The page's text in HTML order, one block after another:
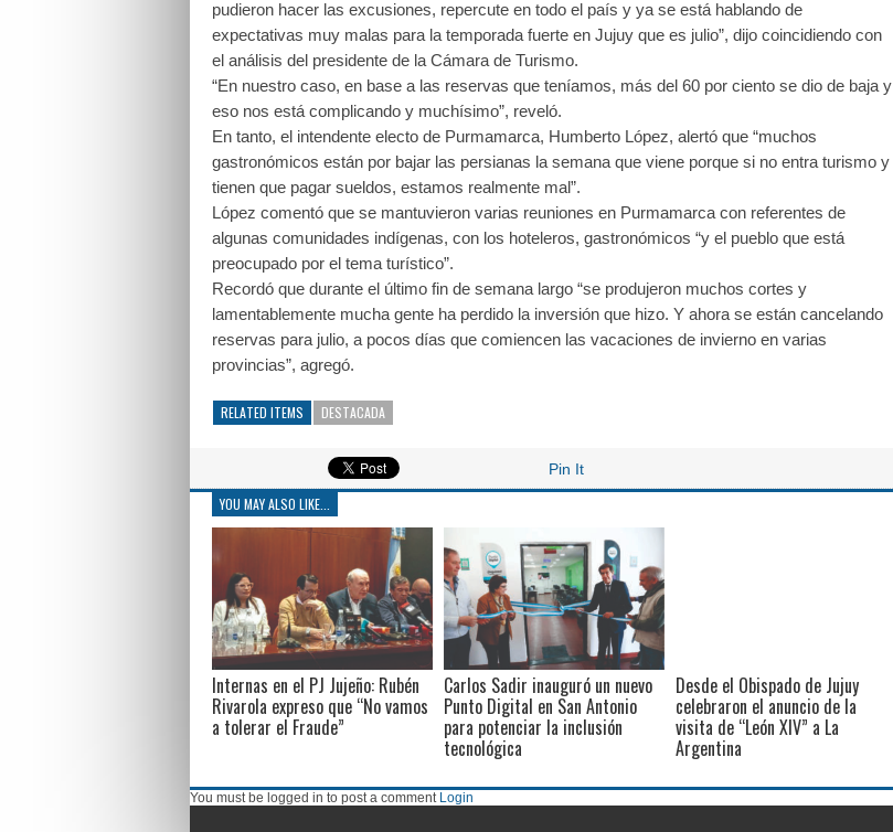
pudieron hacer las excusiones, repercute en todo el país y ya se está hablando de
expectativas muy malas para la temporada fuerte en Jujuy que es julio”, dijo coincidiendo con
el análisis del presidente de la Cámara de Turismo.
“En nuestro caso, en base a las reservas que teníamos, más del 60 por ciento se dio de baja y
eso nos está complicando y muchísimo”, reveló.
En tanto, el intendente electo de Purmamarca, Humberto López, alertó que “muchos
gastronómicos están por bajar las persianas la semana que viene porque si no entra turismo y
tienen que pagar sueldos, estamos realmente mal”.
López comentó que se mantuvieron varias reuniones en Purmamarca con referentes de
algunas comunidades indígenas, con los hoteleros, gastronómicos “y el pueblo que está
preocupado por el tema turístico”.
Recordó que durante el último fin de semana largo “se produjeron muchos cortes y
lamentablemente mucha gente ha perdido la inversión que hizo. Y ahora se están cancelando
reservas para julio, a pocos días que comiencen las vacaciones de invierno en varias
provincias”, agregó.
RELATED ITEMS DESTACADA
Pin It
YOU MAY ALSO LIKE...
Internas en el PJ Jujeño: Rubén
Rivarola expreso que “No vamos
a tolerar el Fraude”
Carlos Sadir inauguró un nuevo
Punto Digital en San Antonio
para potenciar la inclusión
tecnológica
Desde el Obispado de Jujuy
celebraron el anuncio de la
visita de “León XIV” a La
Argentina
You must be logged in to post a comment Login